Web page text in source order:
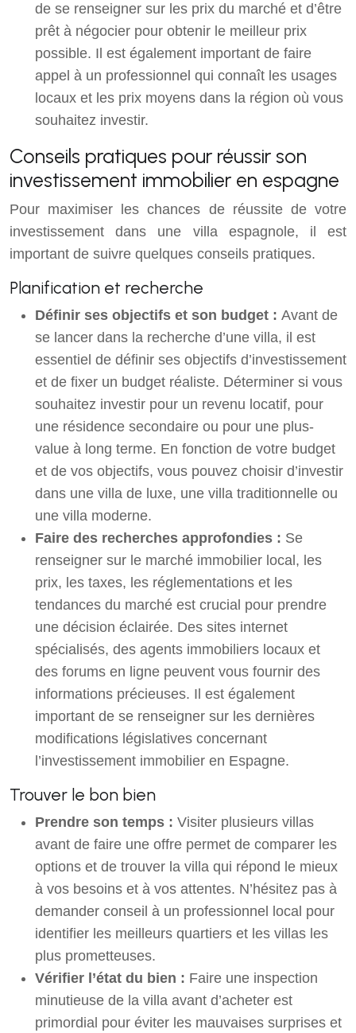
de se renseigner sur les prix du marché et d’être
prêt à négocier pour obtenir le meilleur prix
possible. Il est également important de faire
appel à un professionnel qui connaît les usages
locaux et les prix moyens dans la région où vous
souhaitez investir.
Conseils pratiques pour réussir son
investissement immobilier en espagne
Pour maximiser les chances de réussite de votre
investissement dans une villa espagnole, il est
important de suivre quelques conseils pratiques.
Planification et recherche
Définir ses objectifs et son budget : Avant de
se lancer dans la recherche d’une villa, il est
essentiel de définir ses objectifs d’investissement
et de fixer un budget réaliste. Déterminer si vous
souhaitez investir pour un revenu locatif, pour
une résidence secondaire ou pour une plus-
value à long terme. En fonction de votre budget
et de vos objectifs, vous pouvez choisir d’investir
dans une villa de luxe, une villa traditionnelle ou
une villa moderne.
Faire des recherches approfondies : Se
renseigner sur le marché immobilier local, les
prix, les taxes, les réglementations et les
tendances du marché est crucial pour prendre
une décision éclairée. Des sites internet
spécialisés, des agents immobiliers locaux et
des forums en ligne peuvent vous fournir des
informations précieuses. Il est également
important de se renseigner sur les dernières
modifications législatives concernant
l’investissement immobilier en Espagne.
Trouver le bon bien
Prendre son temps : Visiter plusieurs villas
avant de faire une offre permet de comparer les
options et de trouver la villa qui répond le mieux
à vos besoins et à vos attentes. N’hésitez pas à
demander conseil à un professionnel local pour
identifier les meilleurs quartiers et les villas les
plus prometteuses.
Vérifier l’état du bien : Faire une inspection
minutieuse de la villa avant d’acheter est
primordial pour éviter les mauvaises surprises et